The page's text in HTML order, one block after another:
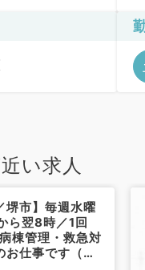
い求人
堺市】毎週水曜
ら翌8時／1回
棟管理・救急対
お仕事です（一